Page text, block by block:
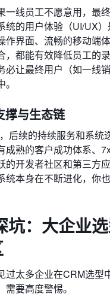
一线员工不愿意用，最
统的用户体验（UI/UX
作界面、流畅的移动端
，都能有效降低员工的
必让最终用户（如一线
撑与生态链
后续的持续服务和系统
成熟的客户成功体系、
的开发者社区和第三方
统本身在不断进化，你
坑：大企业
过太多企业在CRM选型
要高度警惕。